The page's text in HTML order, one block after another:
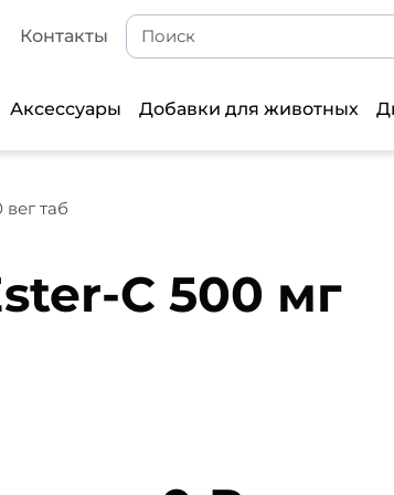
Контакты
Аксессуары Добавки для животных
таб
C 500 мг